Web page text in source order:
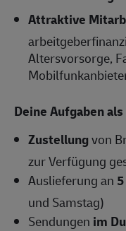
Attraktive
Altersvorsorge,
Deine Aufgaben
Zustellungvon
zur Verfügung
Auslieferung an
und Samstag)
Sendungen im